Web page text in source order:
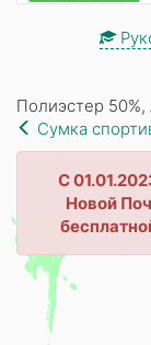
Полиэстер 50%,
Сумка
С
Новой